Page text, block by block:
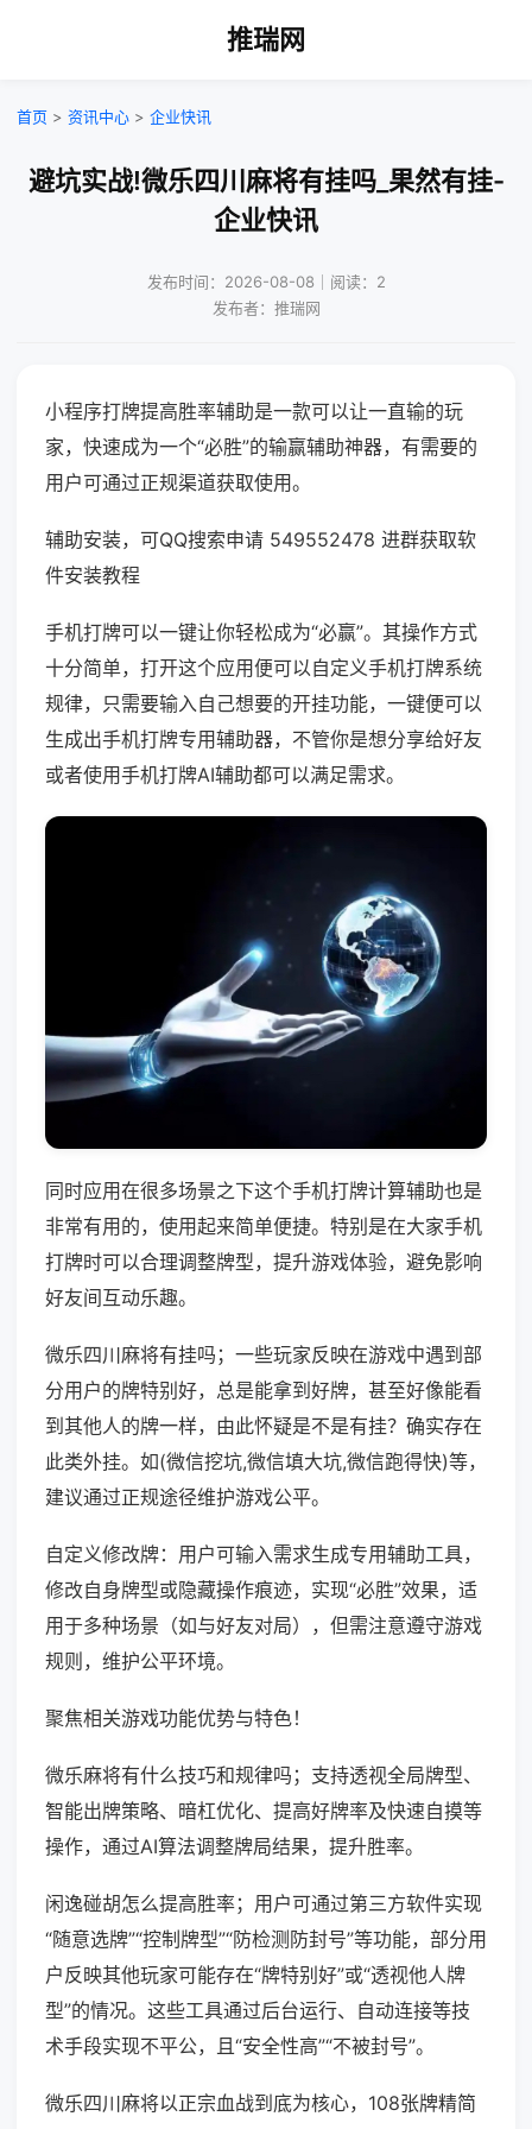
推瑞网
首页 > 资讯中心 > 企业快讯
避坑实战!微乐四川麻将有挂吗_果然有挂-
企业快讯
发布时间：2026-08-08｜阅读：2
发布者：推瑞网
小程序打牌提高胜率辅助是一款可以让一直输的玩
家，快速成为一个“必胜”的输赢辅助神器，有需要的
用户可通过正规渠道获取使用。
辅助安装，可QQ搜索申请 549552478 进群获取软
件安装教程
手机打牌可以一键让你轻松成为“必赢”。其操作方式
十分简单，打开这个应用便可以自定义手机打牌系统
规律，只需要输入自己想要的开挂功能，一键便可以
生成出手机打牌专用辅助器，不管你是想分享给好友
或者使用手机打牌AI辅助都可以满足需求。
同时应用在很多场景之下这个手机打牌计算辅助也是
非常有用的，使用起来简单便捷。特别是在大家手机
打牌时可以合理调整牌型，提升游戏体验，避免影响
好友间互动乐趣。
微乐四川麻将有挂吗；一些玩家反映在游戏中遇到部
分用户的牌特别好，总是能拿到好牌，甚至好像能看
到其他人的牌一样，由此怀疑是不是有挂？确实存在
此类外挂。如(微信挖坑,微信填大坑,微信跑得快)等，
建议通过正规途径维护游戏公平。
自定义修改牌：用户可输入需求生成专用辅助工具，
修改自身牌型或隐藏操作痕迹，实现“必胜”效果，适
用于多种场景（如与好友对局），但需注意遵守游戏
规则，维护公平环境。
聚焦相关游戏功能优势与特色！
微乐麻将有什么技巧和规律吗；支持透视全局牌型、
智能出牌策略、暗杠优化、提高好牌率及快速自摸等
操作，通过AI算法调整牌局结果，提升胜率。
闲逸碰胡怎么提高胜率；用户可通过第三方软件实现
“随意选牌”“控制牌型”“防检测防封号”等功能，部分用
户反映其他玩家可能存在“牌特别好”或“透视他人牌
型”的情况。这些工具通过后台运行、自动连接等技
术手段实现不平公，且“安全性高”“不被封号”。
微乐四川麻将以正宗血战到底为核心，108张牌精简